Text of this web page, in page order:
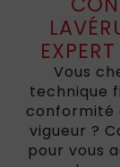
Vous
technique
conformité
vigueur ?
pour vous